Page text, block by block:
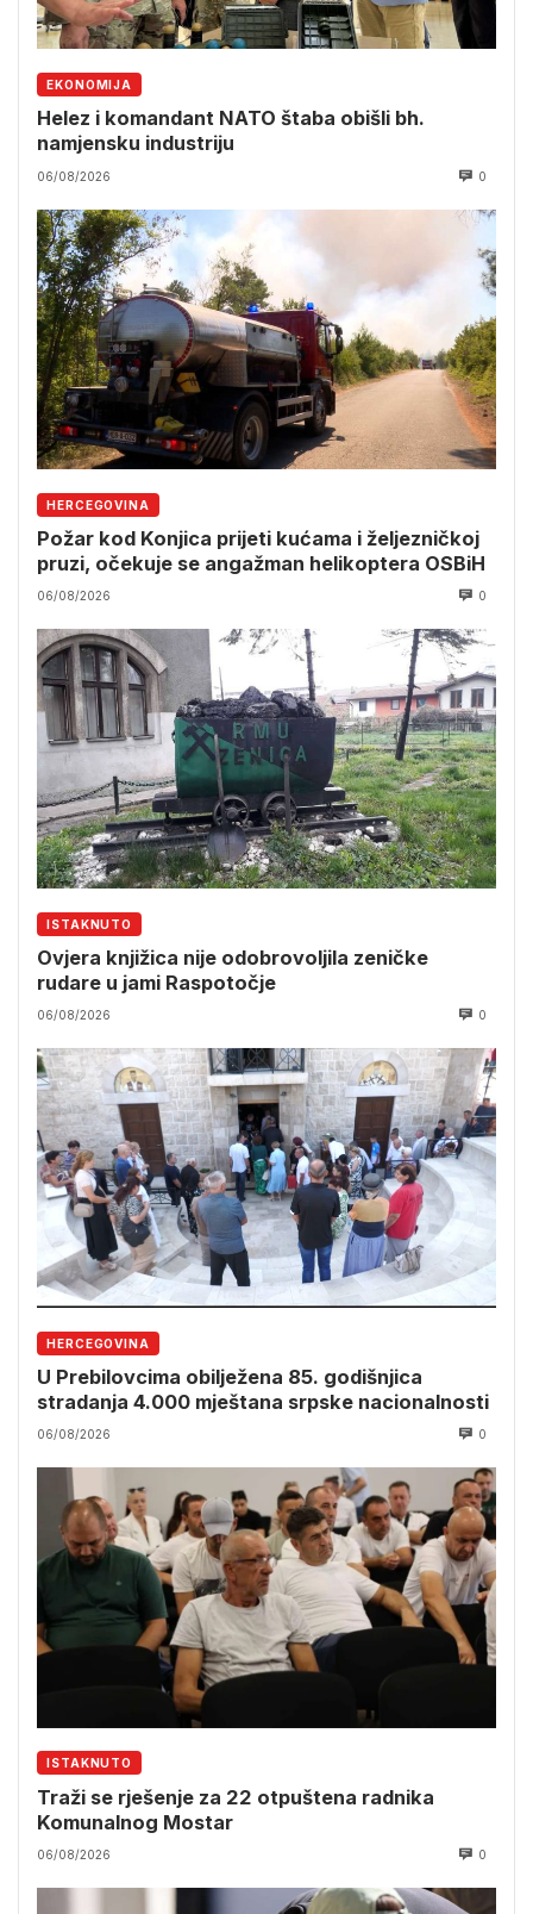
EKONOMIJA
Helez i komandant NATO štaba obišli bh.
namjensku industriju
06/08/2026 0
HERCEGOVINA
Požar kod Konjica prijeti kućama i željezničkoj
pruzi, očekuje se angažman helikoptera OSBiH
06/08/2026 0
ISTAKNUTO
Ovjera knjižica nije odobrovoljila zeničke
rudare u jami Raspotočje
06/08/2026 0
HERCEGOVINA
U Prebilovcima obilježena 85. godišnjica
stradanja 4.000 mještana srpske nacionalnosti
06/08/2026 0
ISTAKNUTO
Traži se rješenje za 22 otpuštena radnika
Komunalnog Mostar
06/08/2026 0